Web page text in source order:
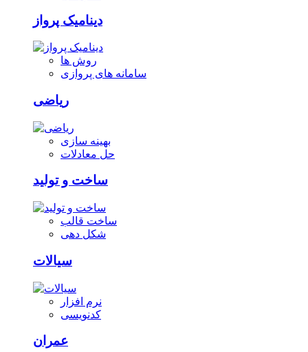
دینامیک پرواز
روش ها
سامانه های پروازی
ریاضی
بهینه سازی
حل معادلات
ساخت و تولید
ساخت قالب
شکل دهی
سیالات
نرم افزار
کدنویسی
عمران